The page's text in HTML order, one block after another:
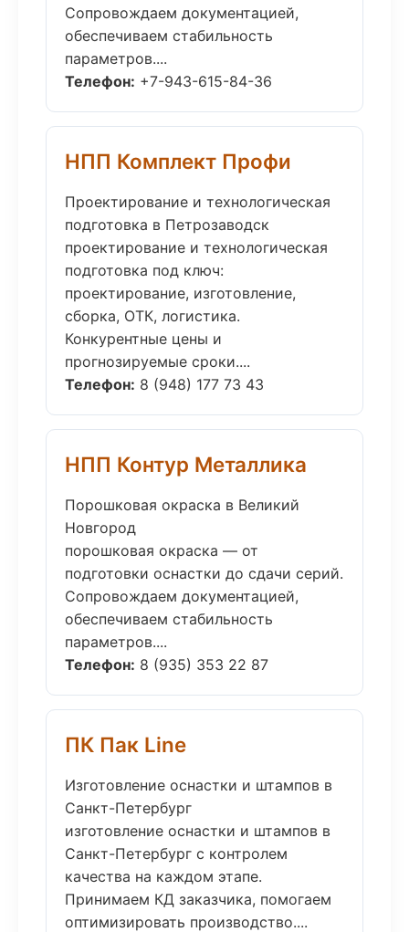
Сопровождаем документацией,
обеспечиваем стабильность
параметров....
Телефон: +7-943-615-84-36
НПП Комплект Профи
Проектирование и технологическая
подготовка в Петрозаводск
проектирование и технологическая
подготовка под ключ:
проектирование, изготовление,
сборка, ОТК, логистика.
Конкурентные цены и
прогнозируемые сроки....
Телефон: 8 (948) 177 73 43
НПП Контур Металлика
Порошковая окраска в Великий
Новгород
порошковая окраска — от
подготовки оснастки до сдачи серий.
Сопровождаем документацией,
обеспечиваем стабильность
параметров....
Телефон: 8 (935) 353 22 87
ПК Пак Line
Изготовление оснастки и штампов в
Санкт-Петербург
изготовление оснастки и штампов в
Санкт-Петербург с контролем
качества на каждом этапе.
Принимаем КД заказчика, помогаем
оптимизировать производство....